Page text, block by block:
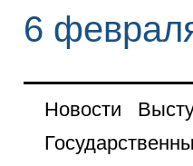
6
Новости